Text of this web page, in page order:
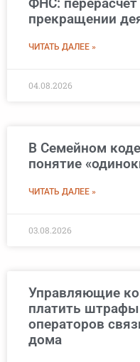
ФНС: перерасчет
прекращении
ЧИТАТЬ ДАЛЕЕ »
04.08.2026
В Семейном
понятие
ЧИТАТЬ ДАЛЕЕ »
03.08.2026
Управляющие
платить штрафы
операторов
дома